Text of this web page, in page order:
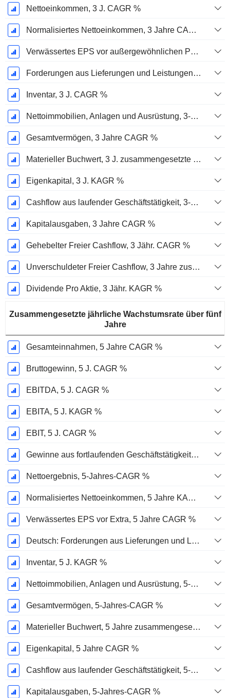
Nettoeinkommen, 3 J. CAGR %
Normalisiertes Nettoeinkommen, 3 Jahre CAGR %
Verwässertes EPS vor außergewöhnlichen Posten, 3-Jahres-CAGR %
Forderungen aus Lieferungen und Leistungen, 3-Jahres-CAGR %
Inventar, 3 J. CAGR %
Nettoimmobilien, Anlagen und Ausrüstung, 3-Jahres-CAGR %
Gesamtvermögen, 3 Jahre CAGR %
Materieller Buchwert, 3 J. zusammengesetzte jährliche Wachstumsrate %
Eigenkapital, 3 J. KAGR %
Cashflow aus laufender Geschäftstätigkeit, 3-Jahres-CAGR %
Kapitalausgaben, 3 Jahre CAGR %
Gehebelter Freier Cashflow, 3 Jähr. CAGR %
Unverschuldeter Freier Cashflow, 3 Jahre zusammengesetzte jährliche Wachstumsrate %
Dividende Pro Aktie, 3 Jähr. KAGR %
Zusammengesetzte jährliche Wachstumsrate über fünf
Jahre
Gesamteinnahmen, 5 Jahre CAGR %
Bruttogewinn, 5 J. CAGR %
EBITDA, 5 J. CAGR %
EBITA, 5 J. KAGR %
EBIT, 5 J. CAGR %
Gewinne aus fortlaufenden Geschäftstätigkeiten, 5-Jahres-CAGR %
Nettoergebnis, 5-Jahres-CAGR %
Normalisiertes Nettoeinkommen, 5 Jahre KAGR %
Verwässertes EPS vor Extra, 5 Jahre CAGR %
Deutsch: Forderungen aus Lieferungen und Leistungen, 5-Jahres-CAGR %
Inventar, 5 J. KAGR %
Nettoimmobilien, Anlagen und Ausrüstung, 5-Jahres-CAGR %
Gesamtvermögen, 5-Jahres-CAGR %
Materieller Buchwert, 5 Jahre zusammengesetzte jährliche Wachstumsrate %
Eigenkapital, 5 Jahre CAGR %
Cashflow aus laufender Geschäftstätigkeit, 5-Jahres-CAGR %
Kapitalausgaben, 5-Jahres-CAGR %